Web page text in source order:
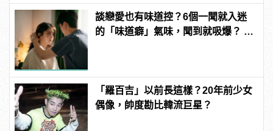
談戀愛也有味道控？6個一聞就入迷
的「味道癖」氣味，聞到就吸爆？ |
「羅百吉」以前長這樣？20年前少女
偶像，帥度勘比韓流巨星？